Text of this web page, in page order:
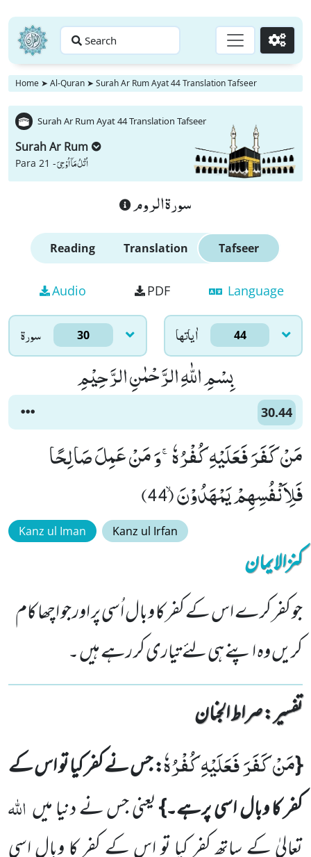
Search Go
Home ➤ Al-Quran ➤ Surah Ar Rum Ayat 44 Translation Tafseer
Surah Ar Rum Ayat 44 Translation Tafseer
Surah Ar Rum
Para 21 -اُتْلُ مَاۤ اُوْحِیَ
سورة الروم
Reading Translation Tafseer
Audio PDF Language
سورۃ 30 اٰياتها 44
بِسْمِ اللّٰهِ الرَّحْمٰنِ الرَّحِیْمِ
30.44
مَنْ كَفَرَ فَعَلَیْهِ كُفْرُهٗۚ-وَ مَنْ عَمِلَ صَالِحًا
فَلِاَنْفُسِهِمْ یَمْهَدُوْنَۙ (44)
Kanz ul Iman Kanz ul Irfan
کنزالایمان
جو کفر کرے اس کے کفر کا وبال اُسی پر اور جو اچھا کام
کریں وہ اپنے ہی لئے تیاری کر رہے ہیں ۔
تفسیر : ‎صراط الجنان
{مَنْ كَفَرَ فَعَلَیْهِ كُفْرُهٗ: جس نے کفر کیا تو اس کے
کفر کا وبال اسی پرہے۔}یعنی جس نے دنیا میں اللہ
تعالیٰ کے ساتھ کفر کیا تو اس کے کفر کا وبال اسی